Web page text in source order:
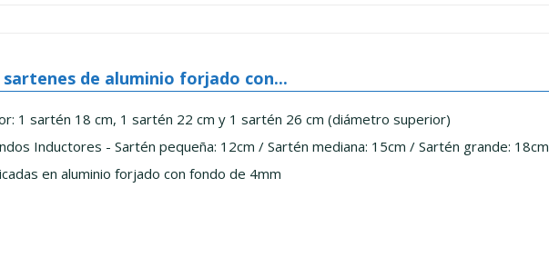
sartenes de aluminio forjado con...
1 sartén 18 cm, 1 sartén 22 cm y 1 sartén 26 cm (diámetro superior)
Inductores - Sartén pequeña: 12cm / Sartén mediana: 15cm / Sartén grande: 18cm
en aluminio forjado con fondo de 4mm